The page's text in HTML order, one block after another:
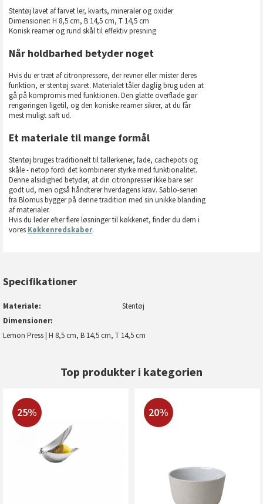
Stentøj lavet af farvet ler, kvarts, mineraler og oxider
Dimensioner: H 8,5 cm, B 14,5 cm, T 14,5 cm
Konisk reamer og rund skål til effektiv presning
Når holdbarhed betyder noget
Hvis du er træt af citronpressere, der revner eller mister deres
funktion, er stentøj svaret. Materialet tåler daglig brug uden at
gå på kompromis med funktionen. Den glatte overflade gør
rengøringen ligetil, og den koniske reamer sikrer, at du får
mest muligt saft ud.
Et materiale til mange formål
Stentøj bruges traditionelt til tallerkener, fade, cachepots og
skåle - netop fordi det kombinerer styrke med funktionalitet.
Denne alsidighed betyder, at din citronpresser ikke bare ser
godt ud, men også håndterer hverdagens krav. Sablo-serien
fra Blomus bygger på denne tradition med sin unikke blanding
af materialer.
Hvis du leder efter flere løsninger til køkkenet, finder du dem i
vores Køkkenredskaber.
Specifikationer
Materiale
Stentøj
Dimensioner
Lemon Press | H 8,5 cm, B 14,5 cm, T 14,5 cm
Top produkter i kategorien
25% 20%